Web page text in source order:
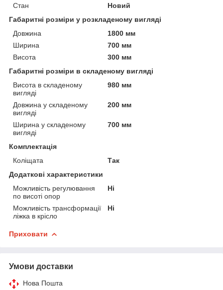
Стан
Новий
Габаритні розміри у розкладеному вигляді
Довжина
1800 мм
Ширина
700 мм
Висота
300 мм
Габаритні розміри в складеному вигляді
Висота в складеному
вигляді
980 мм
Довжина у складеному
вигляді
200 мм
Ширина у складеному
вигляді
700 мм
Комплектація
Коліщата
Так
Додаткові характеристики
Можливість регулювання
по висоті опор
Ні
Можливість трансформації
ліжка в крісло
Ні
Приховати
Умови доставки
Нова Пошта